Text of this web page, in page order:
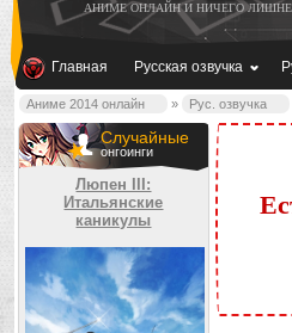
АНИМЕ ОНЛАЙН И НИЧЕГО
Главная Русская озвучка
Аниме 2014 онлайн » Рус. озвучка
Случайные
онгоинги
Люпен III:
Итальянские
каникулы